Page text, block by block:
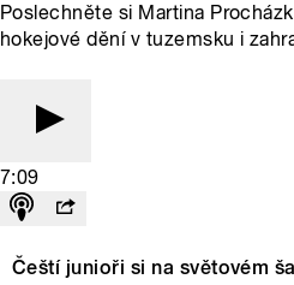
Poslechněte si Martina
hokejové dění v tuzemsku i
7:09
Čeští junioři si na světovém